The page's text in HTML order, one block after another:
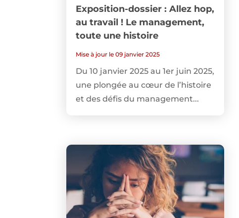
Exposition-dossier : Allez hop,
au travail ! Le management,
toute une histoire
Mise à jour le 09 janvier 2025
Du 10 janvier 2025 au 1er juin 2025,
une plongée au cœur de l’histoire
et des défis du management...